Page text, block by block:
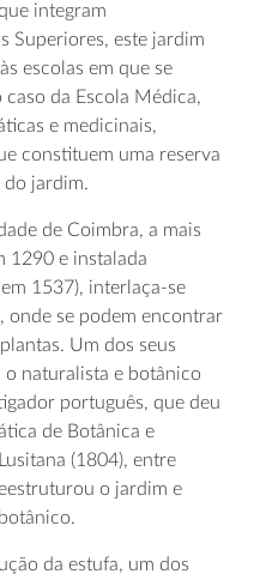
integram
Superiores, este jardim
escolas em que se
da Escola Médica,
e medicinais,
constituem uma reserva
do jardim.
de Coimbra, a mais
1290 e instalada
1537), interlaça-se
onde se podem encontrar
Um dos seus
naturalista e botânico
português, que deu
de Botânica e
(1804), entre
o jardim e
da estufa, um dos